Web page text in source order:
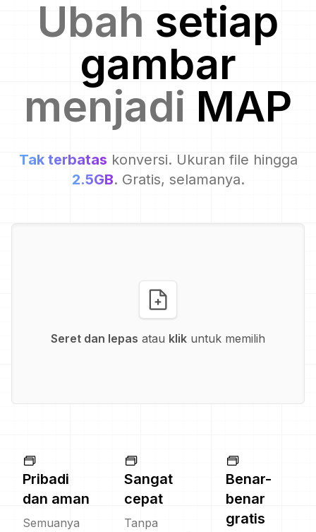
Ubah setiap
gambar
menjadi MAP
Tak terbatas konversi. Ukuran file hingga
2.5GB. Gratis, selamanya.
Seret dan lepas atau klik untuk memilih
Pribadi
dan aman
Semuanya
Sangat
cepat
Tanpa
Benar-
benar
gratis